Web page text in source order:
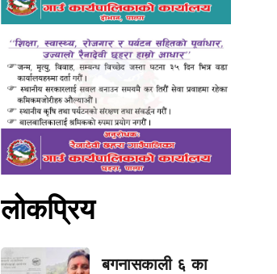
लोकप्रिय
बगनासकाली ६ का